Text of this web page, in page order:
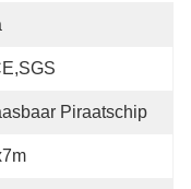
Piraatschip